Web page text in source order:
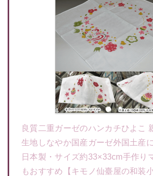
良質二重ガーゼのハンカチひよこ
生地しなやか国産ガーゼ外国土産
日本製・サイズ約33×33cm手作り
もおすすめ【キモノ仙臺屋の和装